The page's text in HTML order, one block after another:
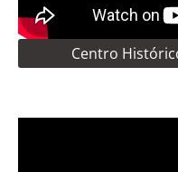
Centro